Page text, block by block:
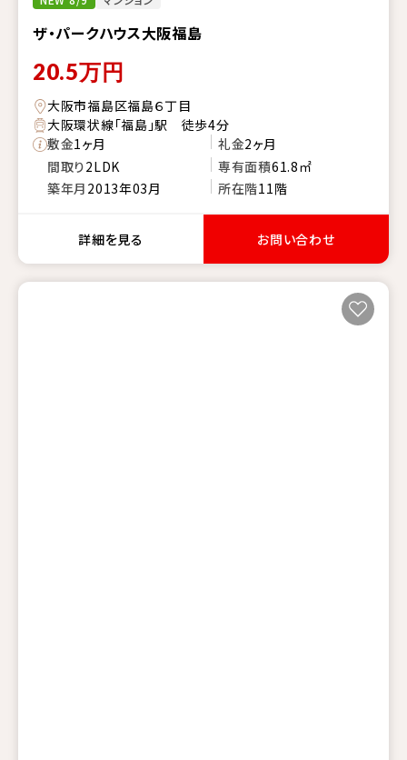
ザ・パークハウス大阪福島
20.5万円
大阪市福島区福島６丁目
大阪環状線「福島」駅 徒歩4分
敷金1ヶ月 礼金2ヶ月
間取り2LDK 専有面積61.8㎡
築年月 2013年03月 所在階11階
詳細を見る お問い合わせ